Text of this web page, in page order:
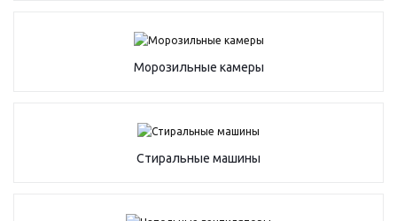
Морозильные камеры
Стиральные машины